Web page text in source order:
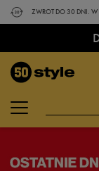
ZWROT DO 30 DNI.